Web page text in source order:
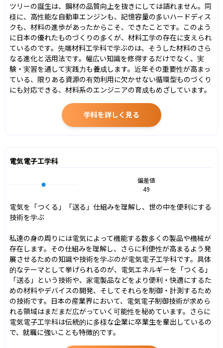
ツリーの誕生は、鋼材の品質向上を抜きにしては語れません。同
様に、高性能な自動車エンジンも、記憶容量の多いハードディス
クも、材料の進歩があったからこそ、できたことです。このよう
に日本の優れたものづくりの多くが、材料工学の存在に支えられ
ているのです。先端材料工学科で学ぶのは、そうした材料のさら
なる進化と活用法です。幅広い知識を修得するだけでなく、実
験・実習を通して実践力も養成します。近年その重要性が高まっ
ている、限りある資源の有効利用に欠かせない循環型ものづくり
にも対応できる、材料系のエンジニアの育成もめざしています。
学科を詳しく見る
電気電子工学科
偏差値
49
電気を「つくる」「送る」仕組みを理解し、世の中を便利にする
技術を学ぶ
私達の身の周りには電気によって機能する数多くの製品や機械が
存在します。その仕組みを理解し、さらに利便性が高まるよう発
展させるための知識や技術を学ぶのが電気電子工学科です。具体
的なテーマとして挙げられるのが、電気エネルギーを「つくる」
「送る」という技術や、家電製品などをより便利・快適にするた
めの材料やデバイスの開発、そしてそれらを制御・計測するため
の技術です。日本の産業界において、電気電子制御技術が求めら
れる領域はまだまだ広がっていく可能性を秘めています。さらに
電気電子工学科は伝統的に多様な企業に卒業生を輩出しているの
で、就職に強いことも特徴的です。